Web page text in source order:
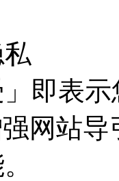
即表
网站